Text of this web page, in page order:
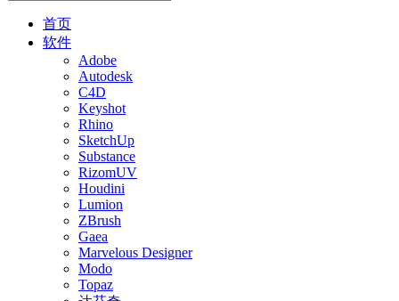
首页
软件
Adobe
Autodesk
C4D
Keyshot
Rhino
SketchUp
Substance
RizomUV
Houdini
Lumion
ZBrush
Gaea
Marvelous Designer
Modo
Topaz